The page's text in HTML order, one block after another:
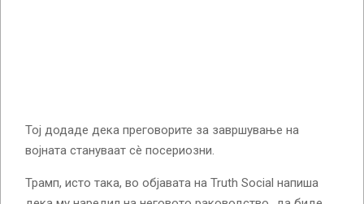
Тој додаде дека преговорите за завршување на
војната стануваат сè посериозни.
Трамп, исто така, во објавата на Truth Social напиша